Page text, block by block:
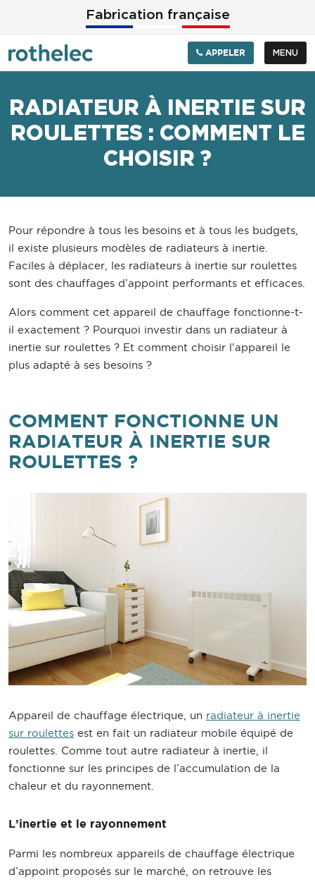
Aller au contenu principal
Fabrication française
APPELER MENU
RADIATEUR À INERTIE SUR
ROULETTES : COMMENT LE
CHOISIR ?
Pour répondre à tous les besoins et à tous les budgets,
il existe plusieurs modèles de radiateurs à inertie.
Faciles à déplacer, les radiateurs à inertie sur roulettes
sont des chauffages d’appoint performants et efficaces.
Alors comment cet appareil de chauffage fonctionne-t-
il exactement ? Pourquoi investir dans un radiateur à
inertie sur roulettes ? Et comment choisir l'appareil le
plus adapté à ses besoins ?
COMMENT FONCTIONNE UN
RADIATEUR À INERTIE SUR
ROULETTES ?
Appareil de chauffage électrique, un radiateur à inertie
sur roulettes est en fait un radiateur mobile équipé de
roulettes. Comme tout autre radiateur à inertie, il
fonctionne sur les principes de l’accumulation de la
chaleur et du rayonnement.
L’inertie et le rayonnement
Parmi les nombreux appareils de chauffage électrique
d’appoint proposés sur le marché, on retrouve les